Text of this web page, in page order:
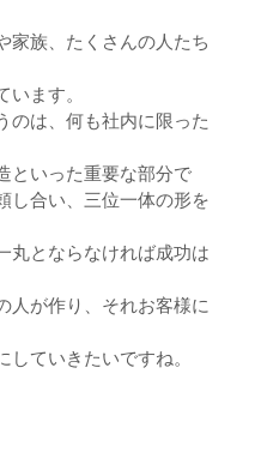
家族、たくさんの人たち
ます。
のは、何も社内に限った
といった重要な部分で
し合い、三位一体の形を
丸とならなければ成功は
人が作り、それお客様に
ていきたいですね。